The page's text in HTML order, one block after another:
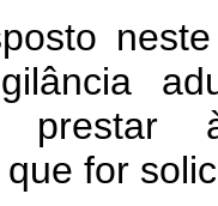
neste
for